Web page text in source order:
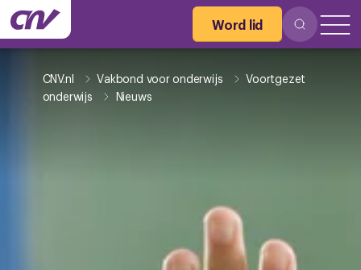
Word lid
CNV.nl Vakbond voor onderwijs
Voortgezet
onderwijs
Nieuws